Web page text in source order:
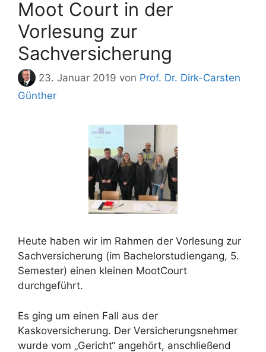
Moot Court in der
Vorlesung zur
Sachversicherung
23. Januar 2019 von Prof. Dr. Dirk-Carsten
Günther
Heute haben wir im Rahmen der Vorlesung zur
Sachversicherung (im Bachelorstudiengang, 5.
Semester) einen kleinen MootCourt
durchgeführt.
Es ging um einen Fall aus der
Kaskoversicherung. Der Versicherungsnehmer
wurde vom „Gericht“ angehört, anschließend